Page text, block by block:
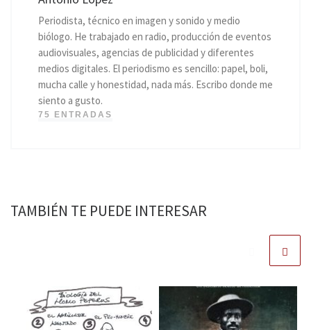
Periodista, técnico en imagen y sonido y medio
biólogo. He trabajado en radio, producción de eventos
audiovisuales, agencias de publicidad y diferentes
medios digitales. El periodismo es sencillo: papel, boli,
mucha calle y honestidad, nada más. Escribo donde me
siento a gusto.
75 ENTRADAS
TAMBIÉN TE PUEDE INTERESAR